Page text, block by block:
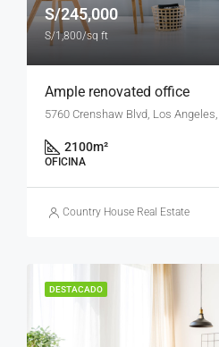
S/245,000
S/1,800/sq ft
Ample renovated office
5760 Crenshaw Blvd, Los
2100m²
OFICINA
Country House Real Estate
DESTACADO